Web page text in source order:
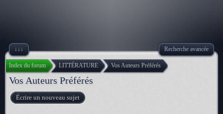
↓↓↓ Recherche avancée
Index du forum LITTÉRATURE Vos Auteurs Préférés
Vos Auteurs Préférés
Écrire un nouveau sujet